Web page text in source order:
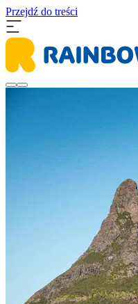
Przejdź do treści